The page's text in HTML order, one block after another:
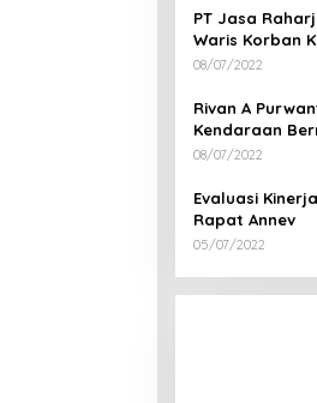
PT Jasa
Waris Korban
08/07/2022
Rivan A
Kendaraan
08/07/2022
Evaluasi
Rapat Annev
05/07/2022